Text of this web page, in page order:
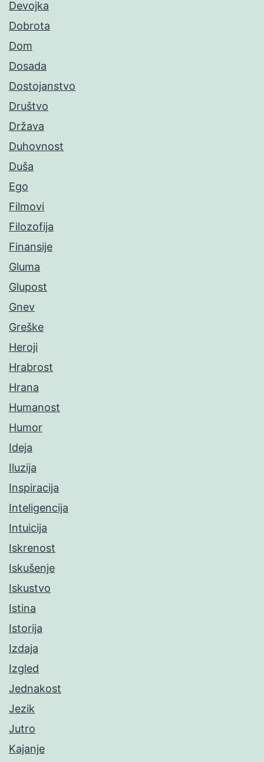
Devojka
Dobrota
Dom
Dosada
Dostojanstvo
Društvo
Država
Duhovnost
Duša
Ego
Filmovi
Filozofija
Finansije
Gluma
Glupost
Gnev
Greške
Heroji
Hrabrost
Hrana
Humanost
Humor
Ideja
Iluzija
Inspiracija
Inteligencija
Intuicija
Iskrenost
Iskušenje
Iskustvo
Istina
Istorija
Izdaja
Izgled
Jednakost
Jezik
Jutro
Kajanje